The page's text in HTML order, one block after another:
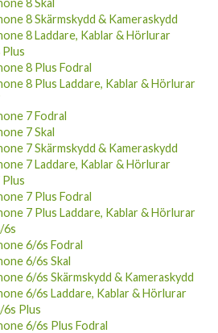
8 Laddare, Kablar & Hörlurar
Plus
8 Plus Fodral
8 Plus Laddare, Kablar & Hörlurar
7 Fodral
7 Skal
7 Skärmskydd & Kameraskydd
7 Laddare, Kablar & Hörlurar
Plus
7 Plus Fodral
7 Plus Laddare, Kablar & Hörlurar
6s
6/6s Fodral
6/6s Skal
6/6s Skärmskydd & Kameraskydd
6/6s Laddare, Kablar & Hörlurar
6s Plus
6/6s Plus Fodral
6/6s Plus Laddare, Kablar & Hörlurar